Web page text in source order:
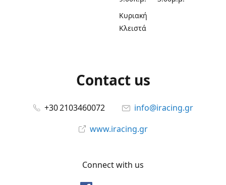
Κυριακή
Κλειστά
Contact us
+30 2103460072
info@iracing.gr
www.iracing.gr
Connect with us